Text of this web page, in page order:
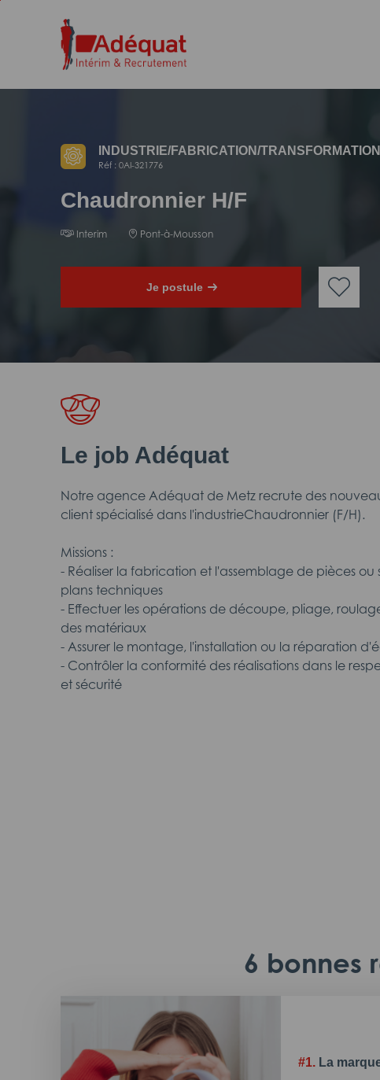
navigation
INDUSTRIE/FABRICATION/TRANSFORMATION
Réf : 0AI-321776
Chaudronnier H/F
Interim Pont-à-Mousson
Je postule
Le job Adéquat
Notre agence Adéquat de Metz recrute des
client spécialisé dans l'industrieChaudronnier (F/H).
Missions :
- Réaliser la fabrication et l'assemblage de pièces ou
plans techniques
- Effectuer les opérations de découpe, pliage,
des matériaux
- Assurer le montage, l'installation ou la réparation
- Contrôler la conformité des réalisations dans le
et sécurité
6 bonnes
#1. La